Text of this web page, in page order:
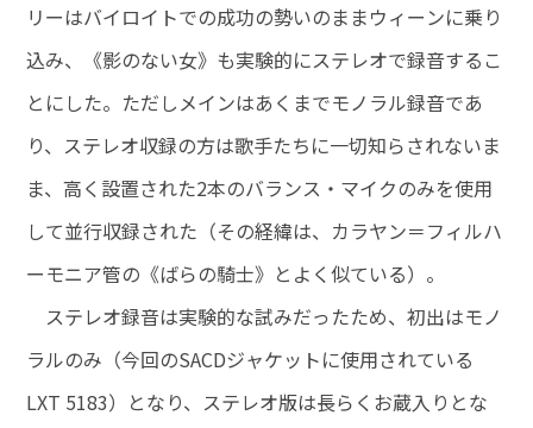
リーはバイロイトでの成功の勢いのままウィーンに乗り
込み、《影のない女》も実験的にステレオで録音するこ
とにした。ただしメインはあくまでモノラル録音であ
り、ステレオ収録の方は歌手たちに一切知らされないま
ま、高く設置された2本のバランス・マイクのみを使用
して並行収録された（その経緯は、カラヤン＝フィルハ
ーモニア管の《ばらの騎士》とよく似ている）。
ステレオ録音は実験的な試みだったため、初出はモノ
ラルのみ（今回のSACDジャケットに使用されている
LXT 5183）となり、ステレオ版は長らくお蔵入りとな